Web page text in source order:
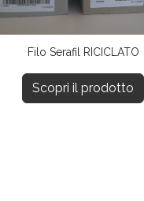
Filo Serafil RICICLATO
Scopri il prodotto